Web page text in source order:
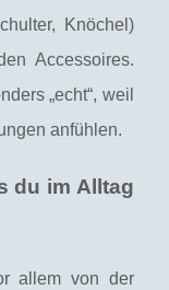
Knöchel)
Accessoires.
„echt“, weil
anfühlen.
du im Alltag
allem von der